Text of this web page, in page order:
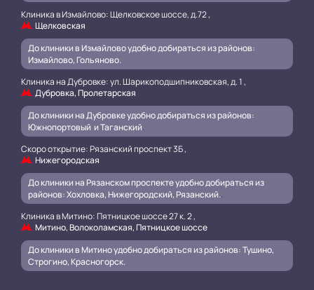
Клиника в Измайлово: Щелковское шоссе, д.72 ,
Щелковская
До клиники в Измайлово удобно добираться из районов:
Измайлово, Гольяново.
Клиника на Дубровке: ул. Шарикоподшипниковская, д. 1 ,
Дубровка, Пролетарская
До клиники на Дубровке удобно добираться из районов:
Южнопортовый и Таганский.
Скоро открытие: Рязанский проспект 3Б ,
Нижегородская
До клиники на Рязанском проспекте удобно добираться из
районов: Хохловка, Нижегородский, Рязанский..
Клиника в Митино: Пятницкое шоссе 27 к. 2 ,
Митино, Волоколамская, Пятницкое шоссе
До клиники в Митино удобно добираться из районов: Тушино,
Строгино, Красногорск.